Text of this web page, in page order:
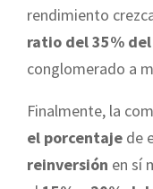
rendimiento
ratio del 35%
conglomerado a
Finalmente, la
el porcentaje de
reinversión en sí